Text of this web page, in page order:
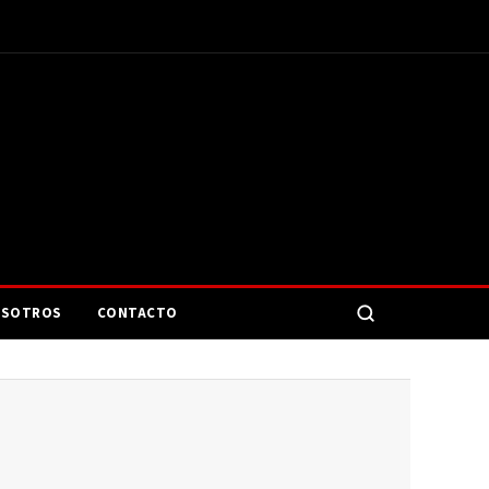
CONTACTO